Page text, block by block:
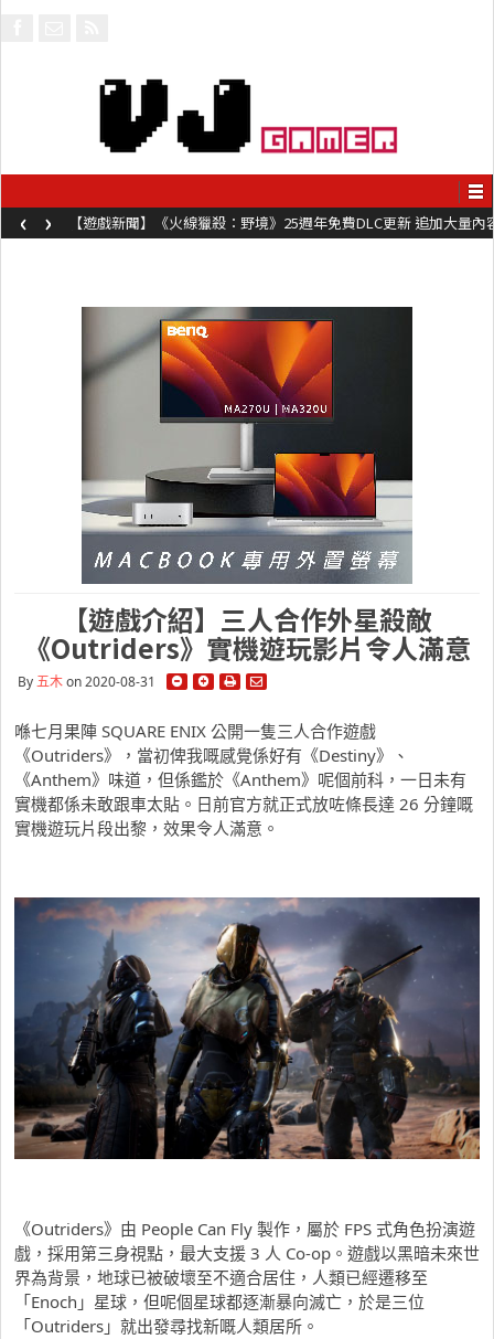
【遊戲新聞】《火線獵殺：野境》25週年免費DLC更新 追加大量內
容同時系舊作限時超平價折扣
‹ ›
【遊戲介紹】三人合作外星殺敵
《Outriders》實機遊玩影片令人滿意
By五木on 2020-08-31
喺七月果陣 SQUARE ENIX 公開一隻三人合作遊戲
《Outriders》，當初俾我嘅感覺係好有《Destiny》、
《Anthem》味道，但係鑑於《Anthem》呢個前科，一日未有
實機都係未敢跟車太貼。日前官方就正式放咗條長達 26 分鐘嘅
實機遊玩片段出黎，效果令人滿意。
《Outriders》由 People Can Fly 製作，屬於 FPS 式角色扮演遊
戲，採用第三身視點，最大支援 3 人 Co-op。遊戲以黑暗未來世
界為背景，地球已被破壞至不適合居住，人類已經遷移至
「Enoch」星球，但呢個星球都逐漸暴向滅亡，於是三位
「Outriders」就出發尋找新嘅人類居所。